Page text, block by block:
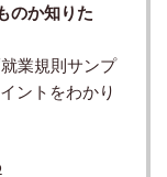
のか知りた
業規則サンプ
ントをわかり